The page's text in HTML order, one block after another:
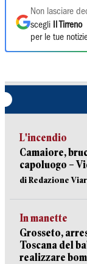
Non lasciare
scegli
Il Tirreno
per le tue
L'incendio
Camaiore,
capoluogo –
di Redazione
In manette
Grosseto,
Toscana del
realizzare